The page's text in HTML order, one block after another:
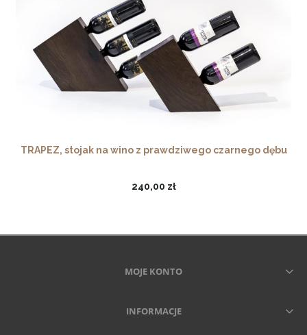
TRAPEZ, stojak na wino z prawdziwego czarnego dębu
240,00 zł
MOJE KONTO
INFORMACJE